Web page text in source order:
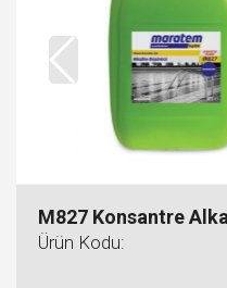
M827 Konsantre
Ürün Kodu: